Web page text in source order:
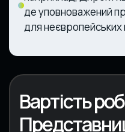
де уповноважений
для неєвропейських
Вартість